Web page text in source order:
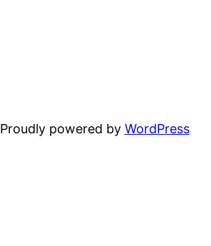
Proudly powered by WordPress